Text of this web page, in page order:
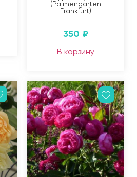
(Palmengarten
Frankfurt)
350 ₽
В корзину